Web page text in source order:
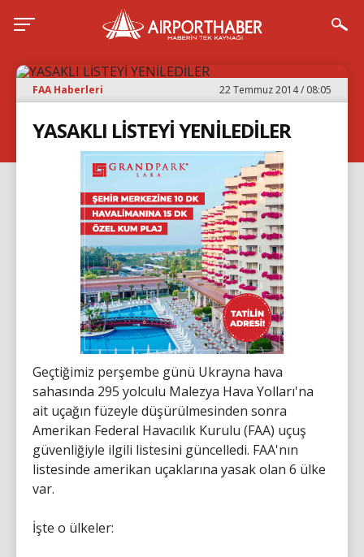
FAA Haberleri 22 Temmuz 2014 / 08:05
YASAKLI LİSTEYİ YENİLEDİLER
Geçtiğimiz perşembe günü Ukrayna hava
sahasında 295 yolculu Malezya Hava Yolları'na
ait uçağın füzeyle düşürülmesinden sonra
Amerikan Federal Havacılık Kurulu (FAA) uçuş
güvenliğiyle ilgili listesini güncelledi. FAA'nın
listesinde amerikan uçaklarına yasak olan 6 ülke
var.
İşte o ülkeler: